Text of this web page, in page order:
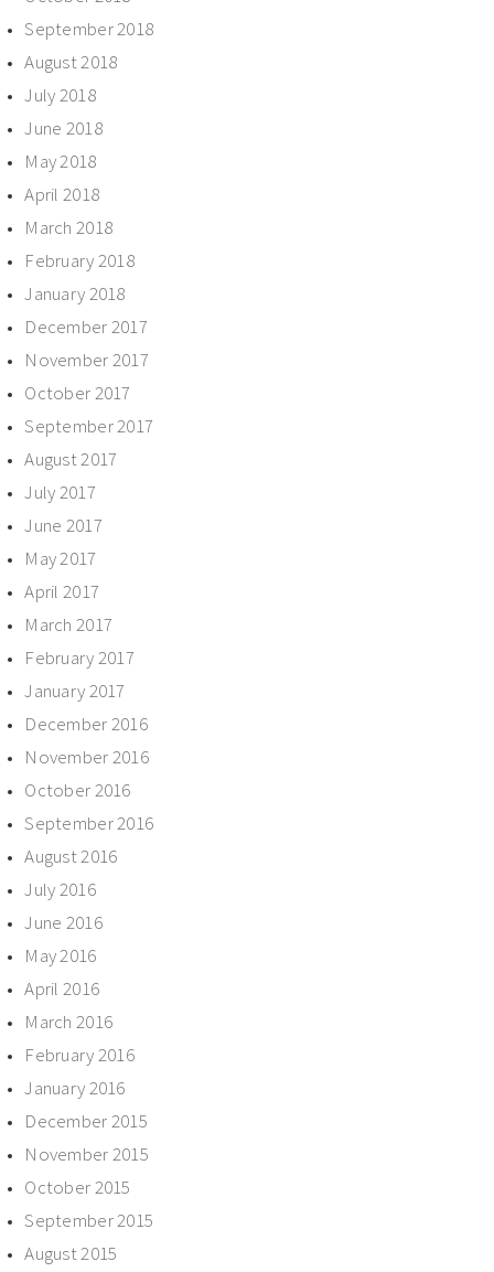
September 2018
August 2018
July 2018
June 2018
May 2018
April 2018
March 2018
February 2018
January 2018
December 2017
November 2017
October 2017
September 2017
August 2017
July 2017
June 2017
May 2017
April 2017
March 2017
February 2017
January 2017
December 2016
November 2016
October 2016
September 2016
August 2016
July 2016
June 2016
May 2016
April 2016
March 2016
February 2016
January 2016
December 2015
November 2015
October 2015
September 2015
August 2015